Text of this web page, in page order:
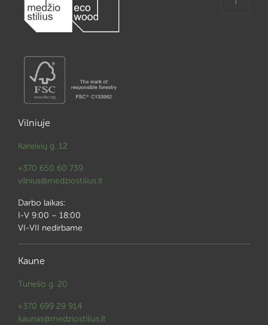
Vilniuje
Kareivių g. 12
+370 650 60 739
vilnius@medziostilius.lt
Darbo laikas:
I-V 9:00 – 18:00
VI-VII nedirbame
Kaune
Tunelio g. 20
+370 699 29 914
kaunas@medziostilius.lt